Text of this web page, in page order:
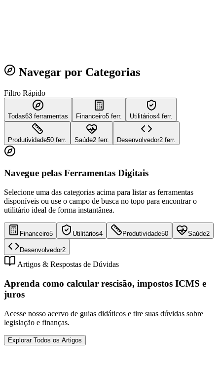
Navegar por Categorias
Filtro Rápido
Todas63 ferramentas Financeiro5 ferr. Utilitários4 ferr.
Produtividade50 ferr. Saúde2 ferr. Desenvolvedor2 ferr.
Navegue pelas Ferramentas Digitais
Selecione uma das categorias acima para listar as ferramentas
disponíveis ou use o campo de busca no topo para encontrar o
utilitário ideal de forma instantânea.
Financeiro5 Utilitários4 Produtividade50 Saúde2
Desenvolvedor2
Artigos & Respostas de Dúvidas
Aprenda como calcular rescisão, impostos ICMS e
juros
Acesse nosso acervo de guias didáticos e tire suas dúvidas sobre
legislação e finanças.
Explorar Todos os Artigos